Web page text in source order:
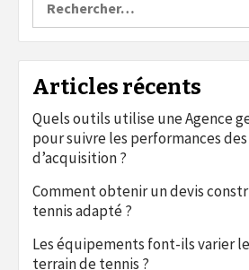
Articles récents
Quels outils utilise une Agence
pour suivre les performances
d’acquisition ?
Comment obtenir un devis
tennis adapté ?
Les équipements font-ils varier
terrain de tennis ?